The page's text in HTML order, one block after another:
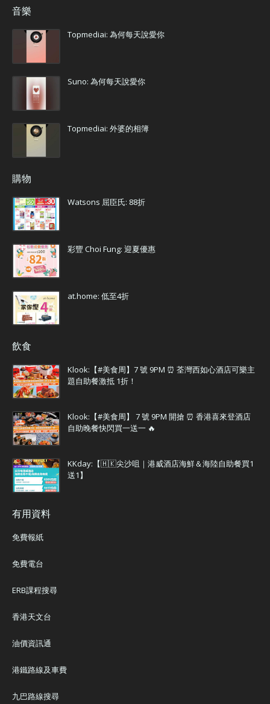
音樂
Topmediai: 為何每天說愛你
Suno: 為何每天說愛你
Topmediai: 外婆的相簿
購物
Watsons 屈臣氏: 88折
彩豐 Choi Fung: 迎夏優惠
at.home: 低至4折
飲食
Klook:【#美食周】7 號 9PM ⏰ 荃灣西如心酒店可樂主
題自助餐激抵 1折！
Klook:【#美食周】 7 號 9PM 開搶 ⏰ 香港喜來登酒店
自助晚餐快閃買一送一 🔥
KKday:【🇭🇰尖沙咀｜港威酒店海鮮＆海陸自助餐買1
送1】
有用資料
免費報紙
免費電台
ERB課程搜尋
香港天文台
油價資訊通
港鐵路線及車費
九巴路線搜尋